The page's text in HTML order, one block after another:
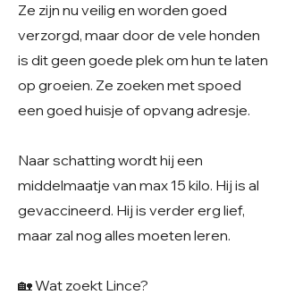
Ze zijn nu veilig en worden goed
verzorgd, maar door de vele honden
is dit geen goede plek om hun te laten
op groeien. Ze zoeken met spoed
een goed huisje of opvang adresje.
Naar schatting wordt hij een
middelmaatje van max 15 kilo. Hij is al
gevaccineerd. Hij is verder erg lief,
maar zal nog alles moeten leren.
🏡 Wat zoekt Lince?